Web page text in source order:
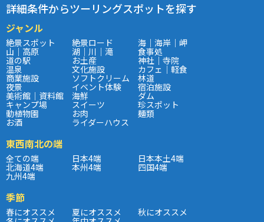
詳細条件からツーリングスポットを探す
ジャンル
絶景スポット 絶景ロード 海｜海岸｜岬
山｜高原 湖｜川｜滝 食事処
道の駅 お土産 神社｜寺院
温泉 文化施設 カフェ｜軽食
商業施設 ソフトクリーム 林道
夜景 イベント体験 宿泊施設
美術館｜資料館 海鮮 ダム
キャンプ場 スイーツ 珍スポット
動植物園 お肉 麺類
お酒 ライダーハウス
東西南北の端
全ての端 日本4端 日本本土4端
北海道4端 本州4端 四国4端
九州4端
季節
春にオススメ 夏にオススメ 秋にオススメ